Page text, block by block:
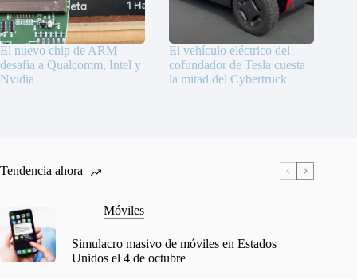
El nuevo chip de ARM
desafía a Qualcomm, Intel y
Nvidia
El vehículo eléctrico del
cofundador de Tesla cuesta
la mitad del Cybertruck
Tendencia ahora
Móviles
Simulacro masivo de móviles en Estados
Unidos el 4 de octubre